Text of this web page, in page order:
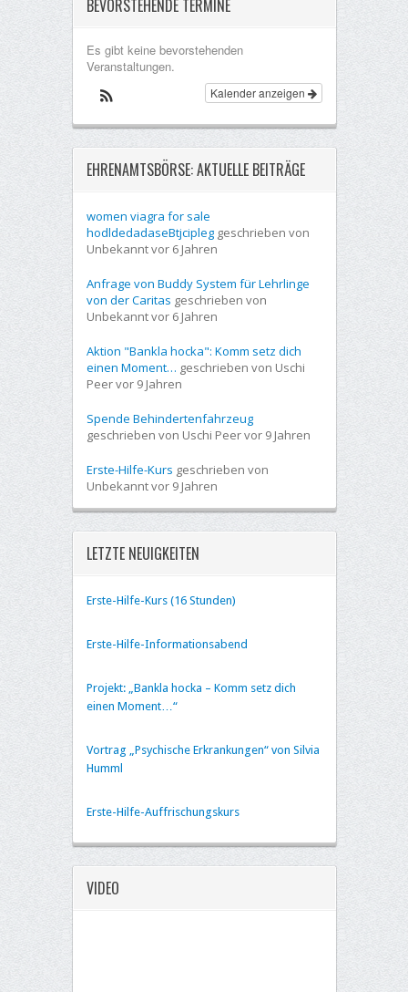
BEVORSTEHENDE TERMINE
Es gibt keine bevorstehenden
Veranstaltungen.
Kalender anzeigen
EHRENAMTSBÖRSE: AKTUELLE BEITRÄGE
women viagra for sale
hodldedadaseBtjcipleggeschrieben von
Unbekannt vor 6 Jahren
Anfrage von Buddy System für Lehrlinge
von der Caritas geschrieben von
Unbekannt vor 6 Jahren
Aktion "Bankla hocka": Komm setz dich
einen Moment… geschrieben von Uschi
Peer vor 9 Jahren
Spende Behindertenfahrzeug
geschrieben von Uschi Peer vor 9 Jahren
Erste-Hilfe-Kurs geschrieben von
Unbekannt vor 9 Jahren
LETZTE NEUIGKEITEN
Erste-Hilfe-Kurs (16 Stunden)
Erste-Hilfe-Informationsabend
Projekt: „Bankla hocka – Komm setz dich
einen Moment…“
Vortrag „Psychische Erkrankungen“ von Silvia
Humml
Erste-Hilfe-Auffrischungskurs
VIDEO